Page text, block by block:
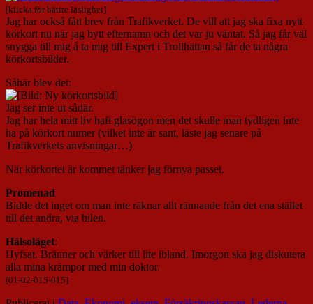
[klicka för bättre läslighet]
Jag har också fått brev från Trafikverket. De vill att jag ska fixa nytt
körkort nu när jag bytt efternamn och det var ju väntat. Så jag får väl
snygga till mig å ta mig till Expert i Trollhättan så får de ta några
körkortsbilder.
Såhär blev det:
Jag ser inte ut sådär.
Jag har hela mitt liv haft glasögon men det skulle man tydligen inte
ha på körkort numer (vilket inte är sant, läste jag senare på
Trafikverkets anvisningar…)
När körkortet är kommet tänker jag förnya passet.
Promenad
Bidde det inget om man inte räknar allt rännande från det ena stället
till det andra, via bilen.
Hälsoläget:
Hyfsat. Bränner och värker till lite ibland. Imorgon ska jag diskutera
alla mina krämpor med min doktor.
[01-02-015-015]